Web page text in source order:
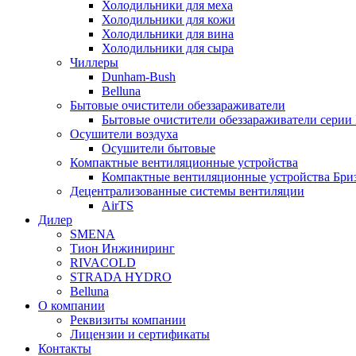
Холодильники для меха
Холодильники для кожи
Холодильники для вина
Холодильники для сыра
Чиллеры
Dunham-Bush
Belluna
Бытовые очистители обеззараживатели
Бытовые очистители обеззараживатели серии
Осушители воздуха
Осушители бытовые
Компактные вентиляционные устройства
Компактные вентиляционные устройства
Децентрализованные системы вентиляции
AirTS
Дилер
SMENA
Тион Инжиниринг
RIVACOLD
STRADA HYDRO
Belluna
О компании
Реквизиты компании
Лицензии и сертификаты
Контакты